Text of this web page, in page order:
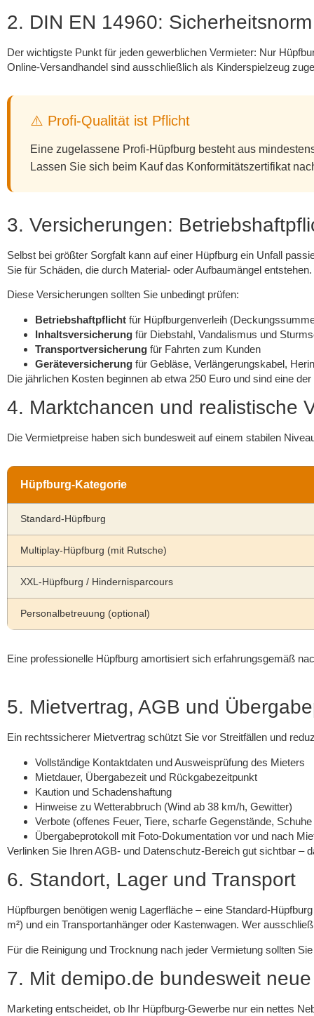
2. DIN EN 14960:
Der wichtigste Punkt für jeden gewerblichen Vermieter: Nur
Online-Versandhandel sind ausschließlich als Kinderspielzeug
⚠️ Profi-Qualität ist Pflicht
Eine zugelassene Profi-Hüpfburg besteht aus
Lassen Sie sich beim Kauf das Konformitätszertifikat
3. Versicherungen:
Selbst bei größter Sorgfalt kann auf einer Hüpfburg ein Unfall
Sie für Schäden, die durch Material- oder Aufbaumängel entstehen.
Diese Versicherungen sollten Sie unbedingt prüfen:
Betriebshaftpflicht für Hüpfburgenverleih
Inhaltsversicherung für Diebstahl, Vandalismus und
Transportversicherung für Fahrten zum Kunden
Geräteversicherung für Gebläse, Verlängerungskabel,
Die jährlichen Kosten beginnen ab etwa 250 Euro und sind eine
4. Marktchancen und realistische
Die Vermietpreise haben sich bundesweit auf einem stabilen
Hüpfburg-Kategorie
Standard-Hüpfburg
Multiplay-Hüpfburg (mit Rutsche)
XXL-Hüpfburg / Hindernisparcours
Personalbetreuung (optional)
Eine professionelle Hüpfburg amortisiert sich erfahrungsgemäß
5. Mietvertrag, AGB und
Ein rechtssicherer Mietvertrag schützt Sie vor Streitfällen und
Vollständige Kontaktdaten und Ausweisprüfung des Mieters
Mietdauer, Übergabezeit und Rückgabezeitpunkt
Kaution und Schadenshaftung
Hinweise zu Wetterabbruch (Wind ab 38 km/h, Gewitter)
Verbote (offenes Feuer, Tiere, scharfe Gegenstände,
Übergabeprotokoll mit Foto-Dokumentation vor und nach
Verlinken Sie Ihren AGB- und Datenschutz-Bereich gut sichtbar
6. Standort, Lager und Transport
Hüpfburgen benötigen wenig Lagerfläche – eine Standard-
m²) und ein Transportanhänger oder Kastenwagen. Wer
Für die Reinigung und Trocknung nach jeder Vermietung sollten
7. Mit demipo.de bundesweit
Marketing entscheidet, ob Ihr Hüpfburg-Gewerbe nur ein nettes